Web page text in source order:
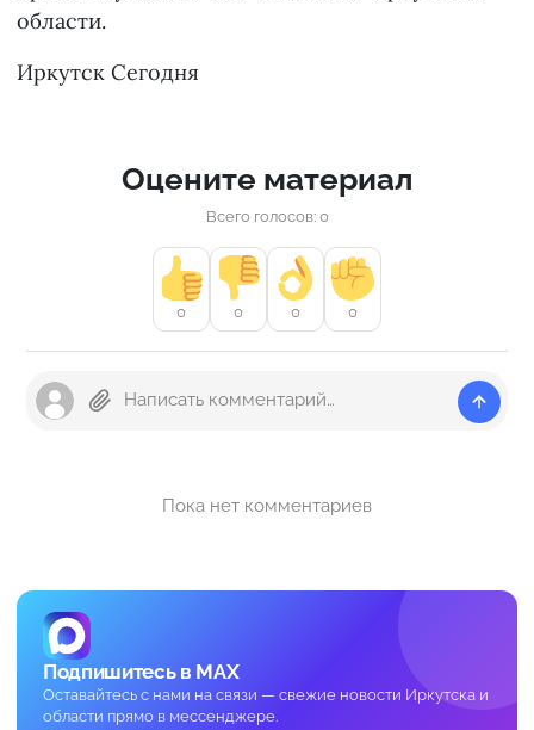
области.
Иркутск Сегодня
Оцените материал
Всего голосов: 0
0 0 0 0
Пока нет комментариев
Подпишитесь в MAX
Оставайтесь с нами на связи — свежие новости Иркутска и
области прямо в мессенджере.